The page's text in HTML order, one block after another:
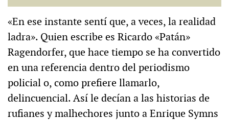
«En ese instante sentí que, a veces, la realidad
ladra». Quien escribe es Ricardo «Patán»
Ragendorfer, que hace tiempo se ha convertido
en una referencia dentro del periodismo
policial o, como prefiere llamarlo,
delincuencial. Así le decían a las historias de
rufianes y malhechores junto a Enrique Symns